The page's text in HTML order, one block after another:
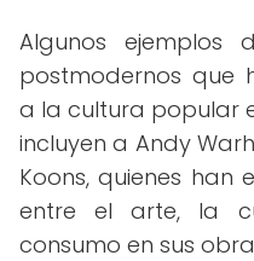
Algunos ejemplos
postmodernos que
a la cultura popular
incluyen a Andy
Koons, quienes han
entre el arte, la
consumo en sus